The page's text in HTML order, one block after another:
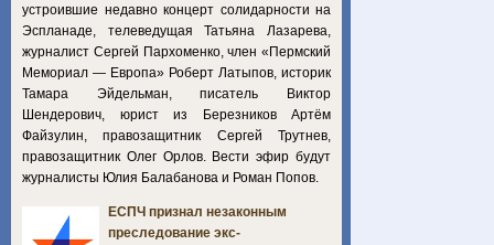
устроившие недавно концерт солидарности на
Эспланаде, телеведущая Татьяна Лазарева,
журналист Сергей Пархоменко, член «Пермский
Мемориал — Европа» Роберт Латыпов, историк
Тамара Эйдельман, писатель Виктор
Шендерович, юрист из Березников Артём
Файзулин, правозащитник Сергей Трутнев,
правозащитник Олег Орлов. Вести эфир будут
журналисты Юлия Балабанова и Роман Попов.
ЕСПЧ признал незаконным
преследование экс-